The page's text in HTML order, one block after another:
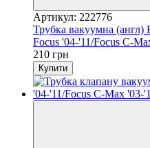
Артикул: 222776
Трубка вакуумна
Focus '04-'11/Focus C-
210 грн
Купити